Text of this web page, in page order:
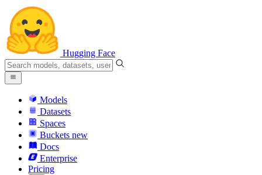
Hugging Face
Models
Datasets
Spaces
Buckets new
Docs
Enterprise
Pricing